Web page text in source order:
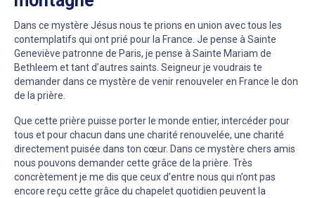
Dans ce mystère Jésus nous te prions en union avec tous les
contemplatifs qui ont prié pour la France. Je pense à Sainte
Geneviève patronne de Paris, je pense à Sainte Mariam de
Bethleem et tant d’autres saints. Seigneur je voudrais te
demander dans ce mystère de venir renouveler en France le don
de la prière.
Que cette prière puisse porter le monde entier, intercéder pour
tous et pour chacun dans une charité renouvelée, une charité
directement puisée dans ton cœur. Dans ce mystère chers amis
nous pouvons demander cette grâce de la prière. Très
concrètement je me dis que ceux d’entre nous qui n’ont pas
encore reçu cette grâce du chapelet quotidien peuvent la